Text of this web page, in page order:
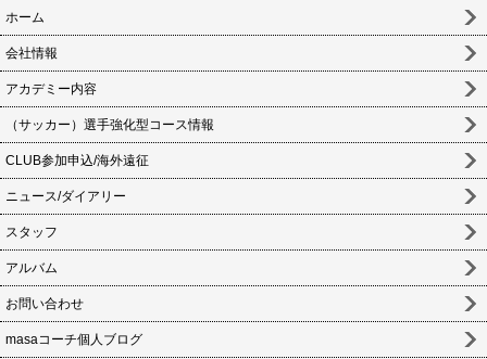
ホーム
会社情報
アカデミー内容
（サッカー）選手強化型コース情報
CLUB参加申込/海外遠征
ニュース/ダイアリー
スタッフ
アルバム
お問い合わせ
masaコーチ個人ブログ